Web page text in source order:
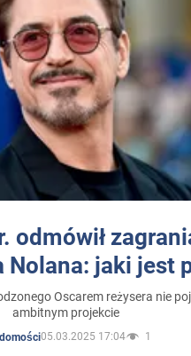
odmówił
Nolana: jaki jest
Oscarem reżysera nie
ambitnym projekcie
05.03.2025 17:04 1